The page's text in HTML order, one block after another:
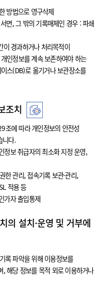
방법으로 영구삭제
면, 그 밖의 기록매체인 경우 : 파쇄
이 경과하거나 처리목적이
인정보를 계속 보존하여야 하는
스(DB)로 옮기거나 보관장소를
조치
조에 따라 개인정보의 안전성
니다.
정보 취급자의 최소화 지정 운영,
한 관리, 접속기록 보관·관리,
적용 등
가자 출입통제
의 설치·운영 및 거부에
록 파악을 위해 이용정보를
해당 정보를 목적 외로 이용하거나